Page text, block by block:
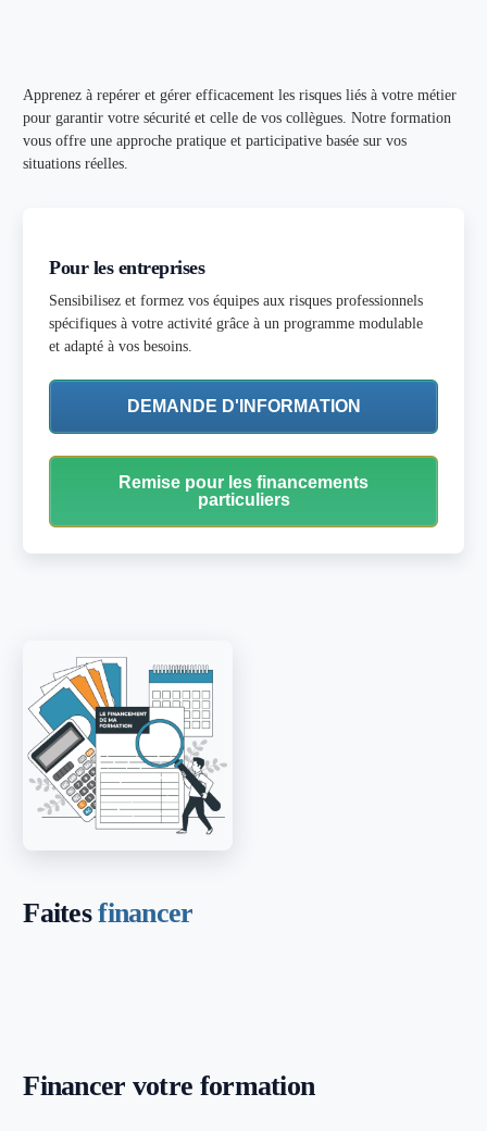
Apprenez à repérer et gérer efficacement les risques liés à votre métier
pour garantir votre sécurité et celle de vos collègues. Notre formation
vous offre une approche pratique et participative basée sur vos
situations réelles.
Pour les entreprises
Sensibilisez et formez vos équipes aux risques professionnels
spécifiques à votre activité grâce à un programme modulable
et adapté à vos besoins.
DEMANDE D'INFORMATION
Remise pour les financements
particuliers
Faitesfinancer
Financer votre formation